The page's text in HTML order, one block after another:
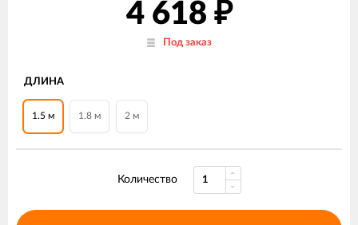
4 618 ₽
Под заказ
ДЛИНА
1.5 м 1.8 м 2 м
Количество